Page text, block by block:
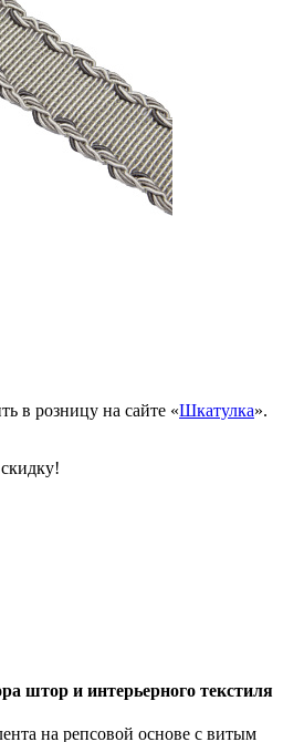
в розницу на сайте «Шкатулка».
штор и интерьерного текстиля
на репсовой основе с витым